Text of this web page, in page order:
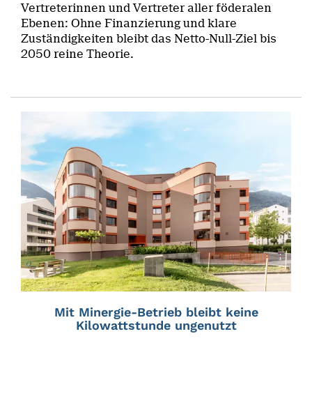
Vertreterinnen und Vertreter aller föderalen
Ebenen: Ohne Finanzierung und klare
Zuständigkeiten bleibt das Netto-Null-Ziel bis
2050 reine Theorie.
Mit Minergie-Betrieb bleibt keine
Kilowattstunde ungenutzt